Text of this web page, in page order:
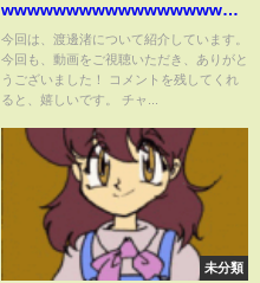
まとめ】【2chスレ】【5chス
レ】
今回は、渡邊渚について紹介しています。
今回も、動画をご視聴いただき、ありがと
うございました！ コメントを残してくれ
ると、嬉しいです。 チャ...
未分類